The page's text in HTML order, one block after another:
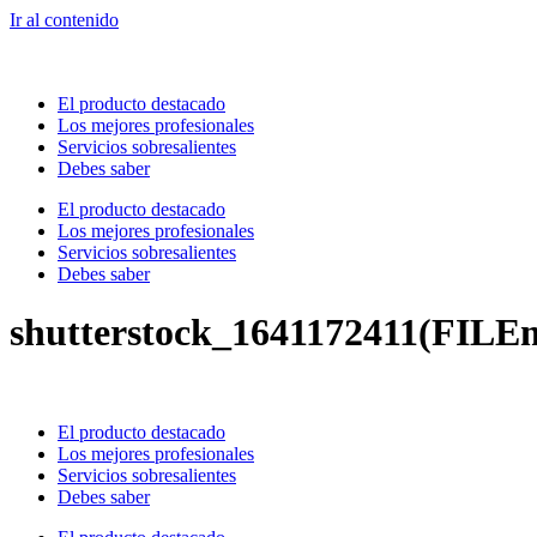
Ir al contenido
El producto destacado
Los mejores profesionales
Servicios sobresalientes
Debes saber
El producto destacado
Los mejores profesionales
Servicios sobresalientes
Debes saber
El producto destacado
Los mejores profesionales
Servicios sobresalientes
Debes saber